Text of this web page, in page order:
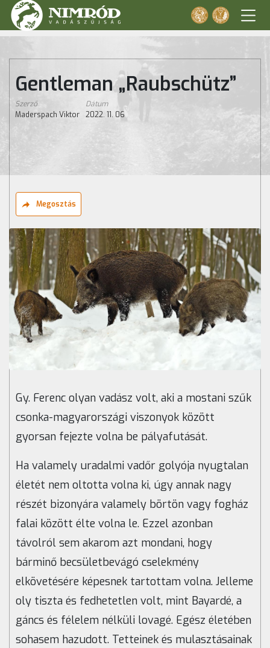
Gentleman „Raubschütz”
Szerző
Maderspach Viktor
Dátum
2022. 11. 06
Megosztás
Gy. Ferenc olyan vadász volt, aki a mostani szűk
csonka-magyarországi viszonyok között
gyorsan fejezte volna be pályafutását.
Ha valamely uradalmi vadőr golyója nyugtalan
életét nem oltotta volna ki, úgy annak nagy
részét bizonyára valamely börtön vagy fogház
falai között élte volna le. Ezzel azonban
távolról sem akarom azt mondani, hogy
bárminő becsületbevágó cselekmény
elkövetésére képesnek tartottam volna. Jelleme
oly tiszta és fedhetetlen volt, mint Bayardé, a
gáncs és félelem nélküli lovagé. Egész életében
sohasem hazudott. Tetteinek és mulasztásainak